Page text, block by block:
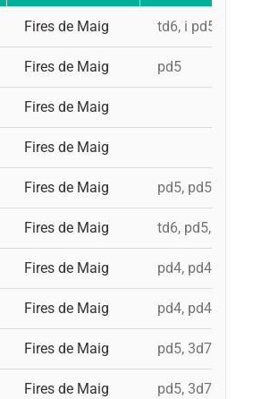
Fires de Maig td6, i pd5
Fires de Maig pd5
Fires de Maig
Fires de Maig
Fires de Maig pd5, pd5, 3d7
Fires de Maig td6, pd5, 4d7,
Fires de Maig pd4, pd4, pd4,
Fires de Maig pd4, pd4, pd5,
Fires de Maig pd5, 3d7c,
Fires de Maig pd5, 3d7, td7c,